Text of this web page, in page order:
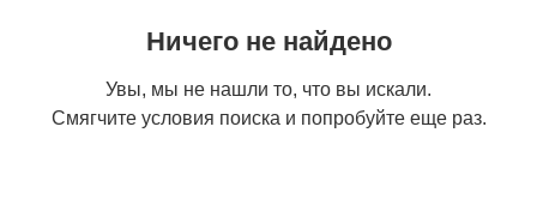
Ничего не найдено
Увы, мы не нашли то, что вы искали.
Смягчите условия поиска и попробуйте еще раз.